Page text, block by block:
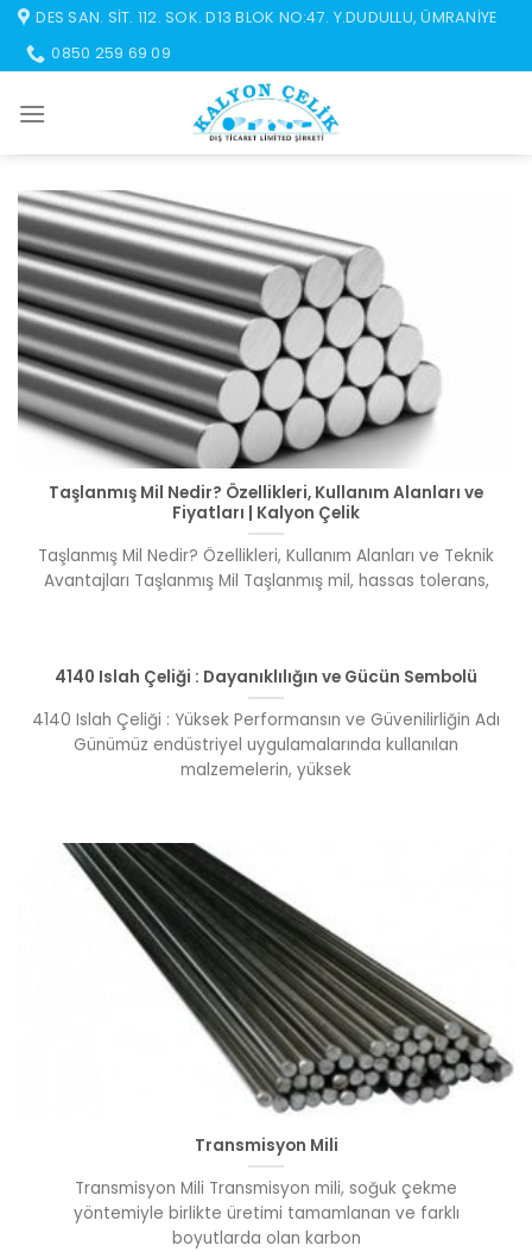
İçeriğe
atla
DES SAN. SIT. 112. SOK. D13 BLOK NO:47. Y.DUDULLU, ÜMRANIYE
0850 259 69 09
Taşlanmış Mil Nedir? Özellikleri, Kullanım Alanları ve
Fiyatları | Kalyon Çelik
Taşlanmış Mil Nedir? Özellikleri, Kullanım Alanları ve Teknik
Avantajları Taşlanmış Mil Taşlanmış mil, hassas tolerans,
4140 Islah Çeliği : Dayanıklılığın ve Gücün Sembolü
4140 Islah Çeliği : Yüksek Performansın ve Güvenilirliğin Adı
Günümüz endüstriyel uygulamalarında kullanılan
malzemelerin, yüksek
Transmisyon Mili
Transmisyon Mili Transmisyon mili, soğuk çekme
yöntemiyle birlikte üretimi tamamlanan ve farklı
boyutlarda olan karbon